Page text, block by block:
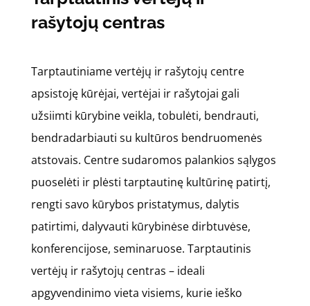
rašytojų centras
Tarptautiniame vertėjų ir rašytojų centre
apsistoję kūrėjai, vertėjai ir rašytojai gali
užsiimti kūrybine veikla, tobulėti, bendrauti,
bendradarbiauti su kultūros bendruomenės
atstovais. Centre sudaromos palankios sąlygos
puoselėti ir plėsti tarptautinę kultūrinę patirtį,
rengti savo kūrybos pristatymus, dalytis
patirtimi, dalyvauti kūrybinėse dirbtuvėse,
konferencijose, seminaruose. Tarptautinis
vertėjų ir rašytojų centras – ideali
apgyvendinimo vieta visiems, kurie ieško